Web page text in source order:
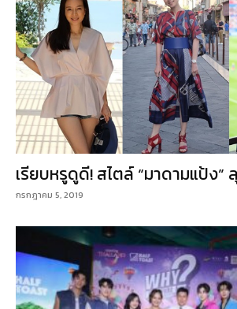
เรียบหรูดูดี! สไตล์ “มาดามแป้ง”
กรกฎาคม 5, 2019